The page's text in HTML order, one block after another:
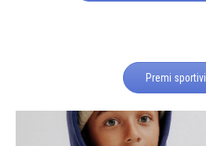
Premi sportivi